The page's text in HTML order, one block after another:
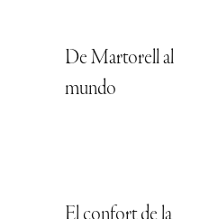
De Martorell al
mundo